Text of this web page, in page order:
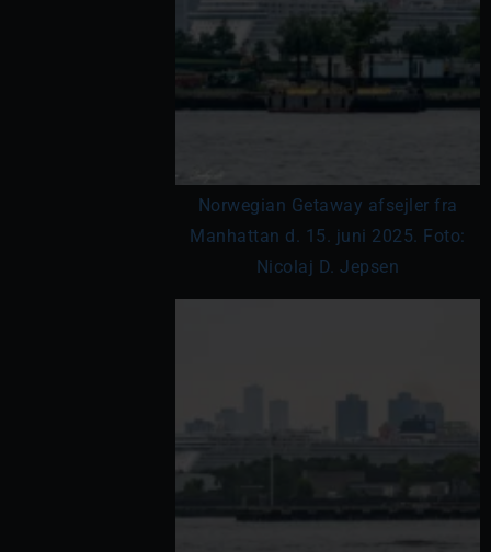
Norwegian Getaway afsejler fra
Manhattan d. 15. juni 2025. Foto:
Nicolaj D. Jepsen